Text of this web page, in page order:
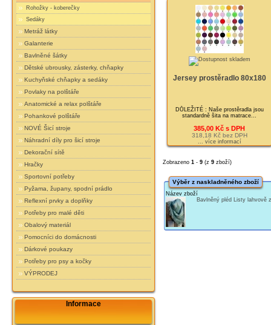
Rohožky - koberečky
Sedáky
Metráž látky
Galanterie
Bavlněné šátky
Dětské ubrousky, zásterky, chňapky
Kuchyňské chňapky a sedáky
Povlaky na polštáře
Anatomické a relax polštáře
Pohankové polštáře
NOVÉ Šicí stroje
Náhradní díly pro šicí stroje
Dekorační sítě
Hračky
Sportovní potřeby
Pyžama, župany, spodní prádlo
Reflexní prvky a doplňky
Potřeby pro malé děti
Obalový materiál
Pomocníci do domácnosti
Dárkové poukazy
Potřeby pro psy a kočky
VÝPRODEJ
Informace
Jersey prostěradlo 80x180
DŮLEŽITÉ : Naše prostěradla jsou
standardně šita na matrace...
385,00 Kč s DPH
318,18 Kč bez DPH
... více informací
Zobrazeno 1 - 9(z 9zboží)
Výběr z naskladněného zboží
Název zboží
Bavlněný pléd Listy lahvově